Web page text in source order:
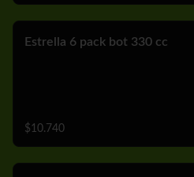
Estrella 6 pack bot 330 cc
$10.740